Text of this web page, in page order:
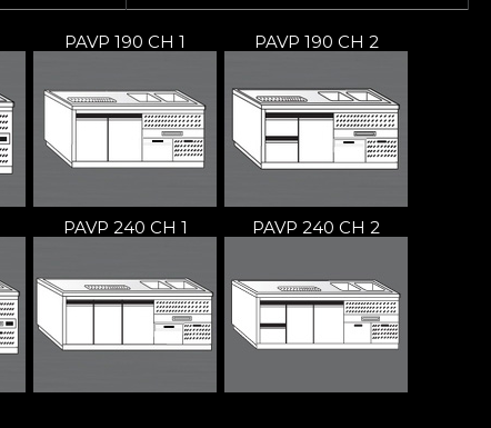
PAVP 190 CH 1 PAVP 190 CH 2
PAVP 240 CH 1 PAVP 240 CH 2